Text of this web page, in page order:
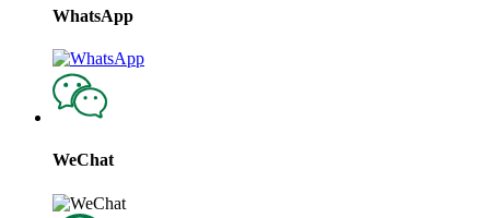
WhatsApp
WeChat